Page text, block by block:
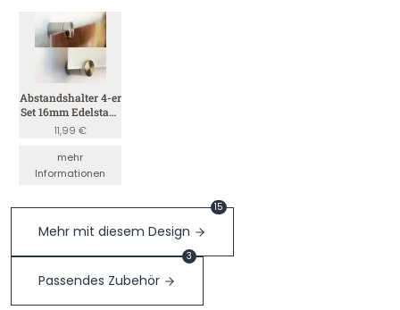
Abstandshalter 4-er
Set 16mm Edelstahl
(Satin 4mm)
11,99 €
mehr
Informationen
Mehr mit diesem Design
15
Passendes Zubehör
3